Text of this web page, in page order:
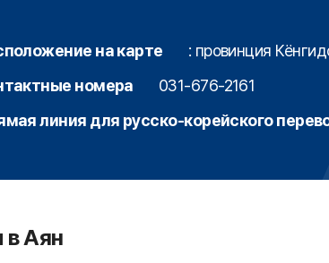
на карте
: провинция
номера
031-676-2161
линия для русско-корейского
в Аян